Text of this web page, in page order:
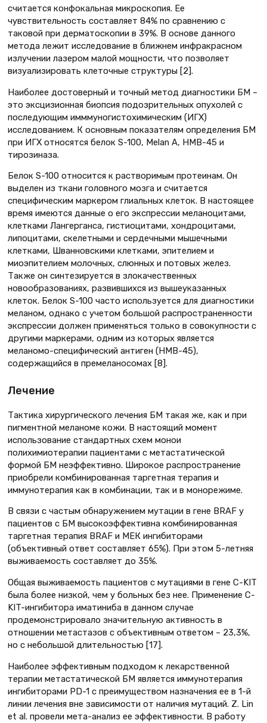
считается конфокальная микроскопия. Ее
чувствительность составляет 84% по сравнению с
таковой при дерматоскопии в 39%. В основе данного
метода лежит исследование в ближнем инфракрасном
излучении лазером малой мощности, что позволяет
визуализировать клеточные структуры [2].
Наиболее достоверный и точный метод диагностики БМ –
это эксцизионная биопсия подозрительных опухолей с
последующим имммуногистохимическим (ИГХ)
исследованием. К основным показателям определения БМ
при ИГХ относятся белок S-100, Меlan A, HMB-45 и
тирозиназа.
Белок S-100 относится к растворимым протеинам. Он
выделен из ткани головного мозга и считается
специфическим маркером глиальных клеток. В настоящее
время имеются данные о его экспрессии меланоцитами,
клетками Лангерганса, гистиоцитами, хондроцитами,
липоцитами, скелетными и сердечными мышечными
клетками, Шванновскими клетками, эпителием и
миоэпителием молочных, слюнных и потовых желез.
Также он синтезируется в злокачественных
новообразованиях, развившихся из вышеуказанных
клеток. Белок S-100 часто используется для диагностики
меланом, однако с учетом большой распространенности
экспрессии должен применяться только в совокупности с
другими маркерами, одним из которых является
меланомо-специфический антиген (HMB-45),
содержащийся в премеланосомах [8].
Лечение
Тактика хирургического лечения БМ такая же, как и при
пигментной меланоме кожи. В настоящий момент
использование стандартных схем монои
полихимиотерапии пациентами с метастатической
формой БМ неэффективно. Широкое распространение
приобрели комбинированная таргетная терапия и
иммунотерапия как в комбинации, так и в монорежиме.
В связи с частым обнаружением мутации в гене BRAF у
пациентов с БМ высокоэффективна комбинированная
таргетная терапия BRAF и МЕК ингибиторами
(объективный ответ составляет 65%). При этом 5-летняя
выживаемость составляет до 35%.
Общая выживаемость пациентов с мутациями в гене С-KIT
была более низкой, чем у больных без нее. Применение С-
KIT-ингибитора иматиниба в данном случае
продемонстрировало значительную активность в
отношении метастазов с объективным ответом – 23,3%,
но с небольшой длительностью [17].
Наиболее эффективным подходом к лекарственной
терапии метастатической БМ является иммунотерапия
ингибиторами РD-1 с преимуществом назначения ее в 1-й
линии лечения вне зависимости от наличия мутаций. Z. Lin
et al. провели мета-анализ ее эффективности. В работу